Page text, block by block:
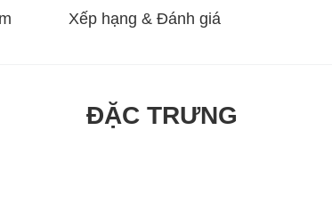
Xếp hạng & Đánh giá
ĐẶC TRƯNG